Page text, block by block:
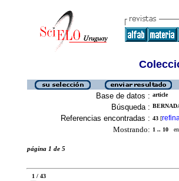
Base de datos : article
Búsqueda :
Referencias encontradas : 43 [
Mostrando: 1 .. 10 en
página 1 de 5
1 / 43